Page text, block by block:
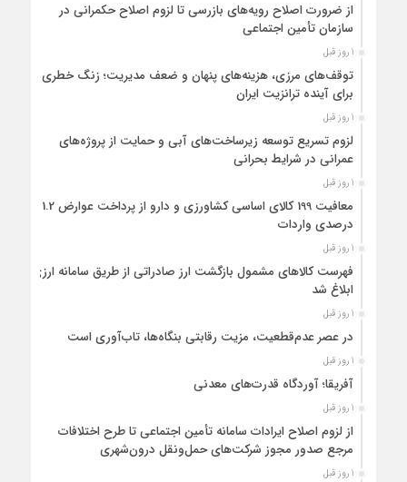
از ضرورت اصلاح رویه‌های بازرسی تا لزوم اصلاح حکمرانی در
سازمان تأمین اجتماعی
1 روز قبل
توقف‌های مرزی، هزینه‌های پنهان و ضعف مدیریت؛ زنگ خطری
برای آینده ترانزیت ایران
1 روز قبل
لزوم تسریع توسعه زیرساخت‌های آبی و حمایت از پروژه‌های
عمرانی در شرایط بحرانی
1 روز قبل
معافیت 199 کالای اساسی کشاورزی و دارو از پرداخت عوارض 1.2
درصدی واردات
1 روز قبل
فهرست کالاهای مشمول بازگشت ارز صادراتی از طریق سامانه ارزی
ابلاغ شد
1 روز قبل
در عصر عدم‌قطعیت، مزیت رقابتی بنگاه‌ها، تاب‌آوری است
1 روز قبل
آفریقا؛ آوردگاه قدرت‌های معدنی
1 روز قبل
از لزوم اصلاح ایرادات سامانه تأمین اجتماعی تا طرح اختلافات
مرجع صدور مجوز شرکت‌های حمل‌ونقل درون‌شهری
1 روز قبل